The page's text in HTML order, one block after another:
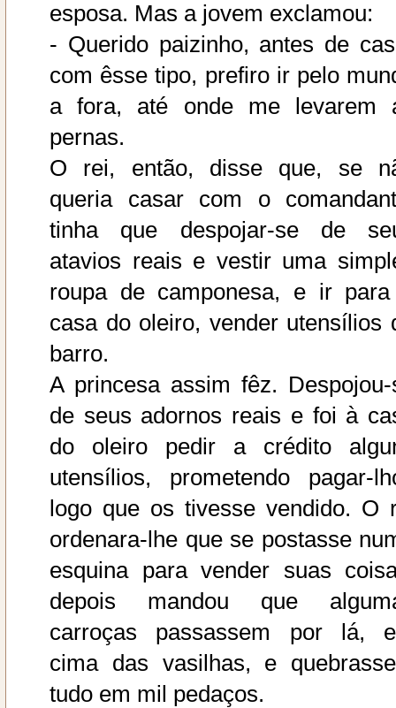
esposa. Mas a jovem exclamou:
- Querido paizinho, antes de
com êsse tipo, prefiro ir pelo
a fora, até onde me levarem
pernas.
O rei, então, disse que, se
queria casar com o
tinha que despojar-se de
atavios reais e vestir uma
roupa de camponesa, e ir
casa do oleiro, vender utensílios
barro.
A princesa assim fêz. Despojou-
de seus adornos reais e foi à
do oleiro pedir a crédito
utensílios, prometendo pagar-
logo que os tivesse vendido. O
ordenara-lhe que se postasse
esquina para vender suas
depois mandou que
carroças passassem por lá,
cima das vasilhas, e
tudo em mil pedaços.